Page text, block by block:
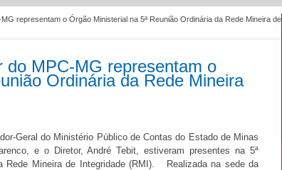
representam o Órgão Ministerial na 5ª Reunião Ordinária da Rede Mineira de
do MPC-MG representam o
Ordinária da Rede Mineira
Geral do Ministério Público de Contas do Estado de Minas
e o Diretor, André Tebit, estiveram presentes na 5ª
Rede Mineira de Integridade (RMI). Realizada na sede da